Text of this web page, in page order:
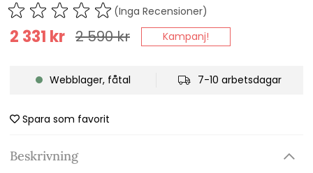
(Inga Recensioner)
2 590kr
2 331 kr Kampanj!
Webblager, fåtal 7-10 arbetsdagar
Spara som favorit
Beskrivning